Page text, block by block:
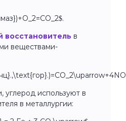
.
восстановитель в
веществами-
углерод используют в
в металлургии: